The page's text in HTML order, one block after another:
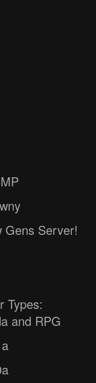
Gens Server!
Types:
and RPG